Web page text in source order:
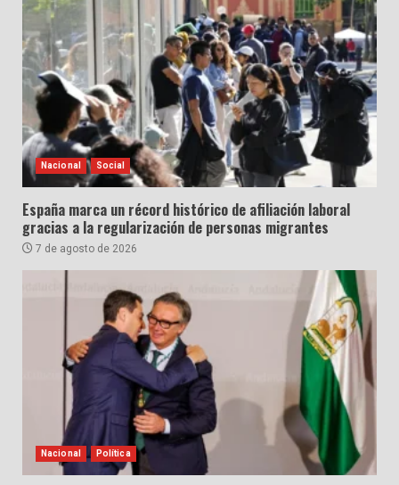
Nacional Social
España marca un récord histórico de afiliación laboral
gracias a la regularización de personas migrantes
7 de agosto de 2026
Nacional Política